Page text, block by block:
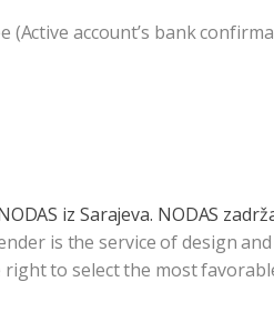
account’s bank
iz Sarajeva. NODAS
is the service of design
to select the most